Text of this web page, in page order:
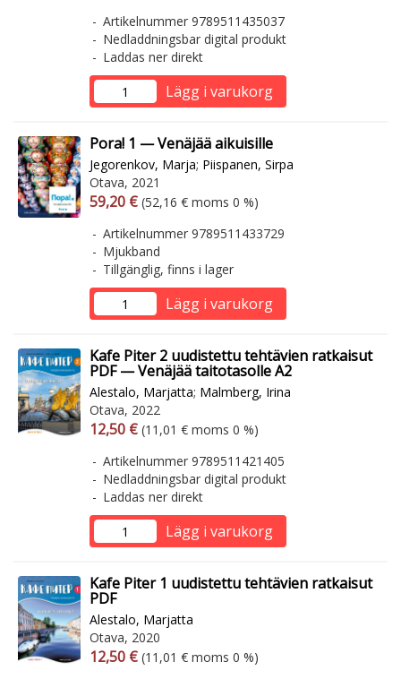
Artikelnummer 9789511435037
Nedladdningsbar digital produkt
Laddas ner direkt
Lägg i varukorg
Pora! 1 — Venäjää aikuisille
Jegorenkov, Marja; Piispanen, Sirpa
Otava, 2021
Arvonlisäverollinen hinta
59,20 € Arvonlisäveroton hinta
(52,16 € moms 0 %)
Artikelnummer 9789511433729
Mjukband
Tillgänglig, finns i lager
Lägg i varukorg
Kafe Piter 2 uudistettu tehtävien ratkaisut
PDF — Venäjää taitotasolle A2
Alestalo, Marjatta; Malmberg, Irina
Otava, 2022
Arvonlisäverollinen hinta
12,50 € Arvonlisäveroton hinta
(11,01 € moms 0 %)
Artikelnummer 9789511421405
Nedladdningsbar digital produkt
Laddas ner direkt
Lägg i varukorg
Kafe Piter 1 uudistettu tehtävien ratkaisut
PDF
Alestalo, Marjatta
Otava, 2020
Arvonlisäverollinen hinta
12,50 € Arvonlisäveroton hinta
(11,01 € moms 0 %)